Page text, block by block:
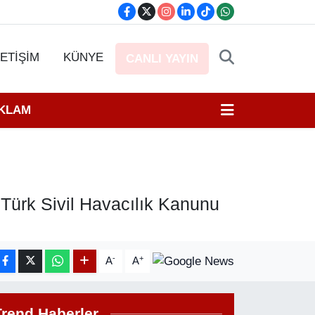
KÜNYE CANLI YAYIN
Sivil Havacılık Kanunu
A- A+